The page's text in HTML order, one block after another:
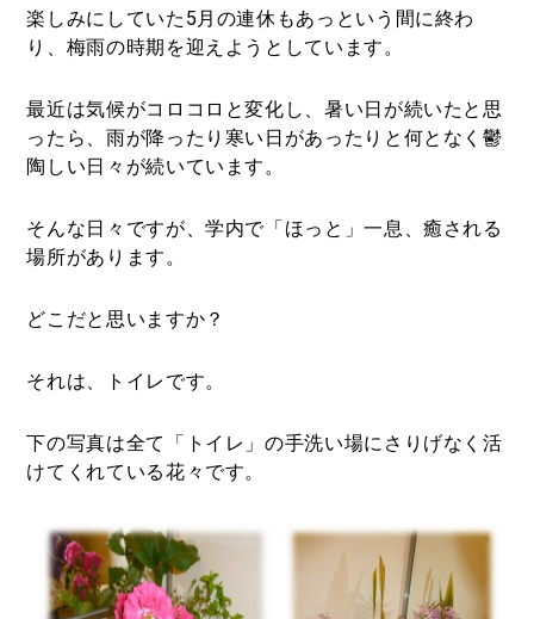
楽しみにしていた 5月の連休もあっという間に終わ
り、梅雨の時期を迎えようとしています。
最近は気候がコロコロと変化し、暑い日が続いたと思
ったら、雨が降ったり寒い日があったりと何となく鬱
陶しい日々が続いています。
そんな日々ですが、学内で「ほっと」一息、癒される
場所があります。
どこだと思いますか？
それは、トイレです。
下の写真は全て「トイレ」の手洗い場にさりげなく活
けてくれている花々です。